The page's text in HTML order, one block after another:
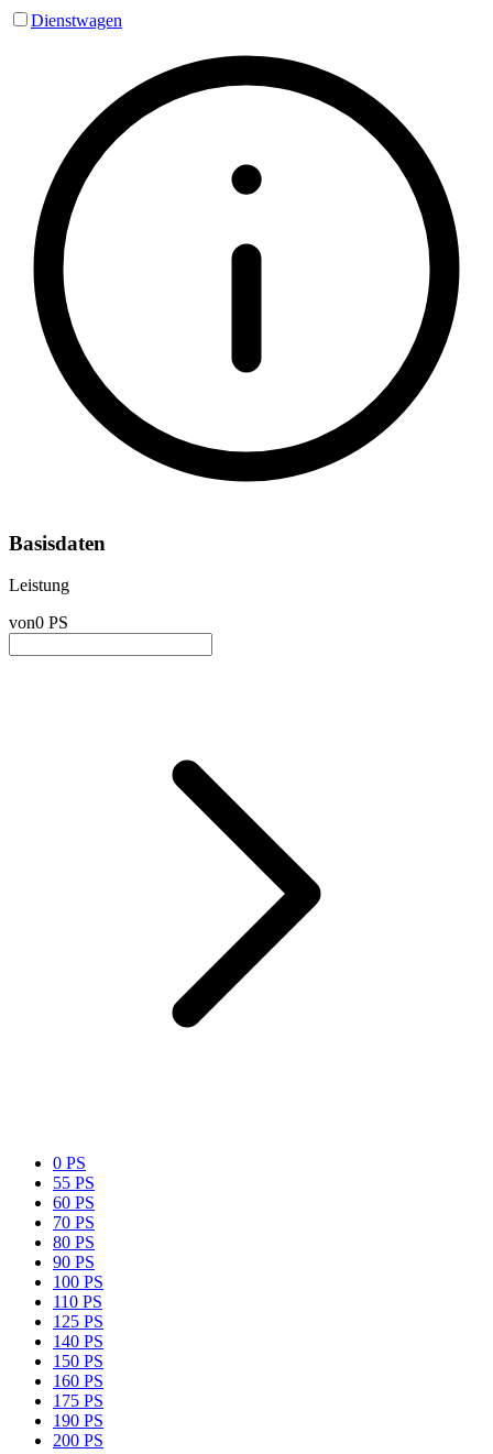
Dienstwagen
Basisdaten
Leistung
von0 PS
0 PS
55 PS
60 PS
70 PS
80 PS
90 PS
100 PS
110 PS
125 PS
140 PS
150 PS
160 PS
175 PS
190 PS
200 PS